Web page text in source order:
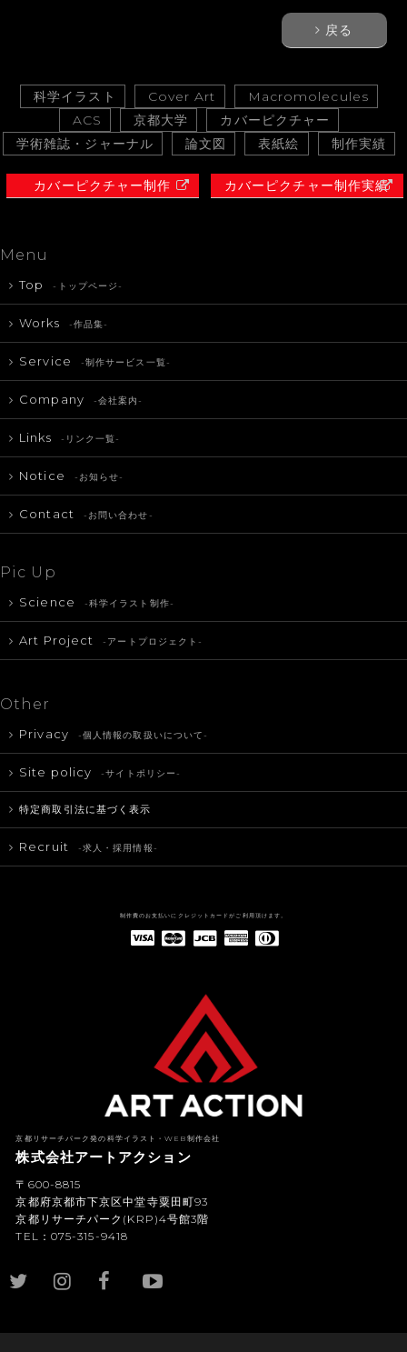
戻る
科学イラスト Cover Art
Macromolecules
ACS
京都大学
カバーピクチャー
学術雑誌・ジャーナル
論文図 表紙絵 制作実績
カバーピクチャー制作 カバーピクチャー制作実績
Menu
Top -トップページ-
Works -作品集-
Service -制作サービス一覧-
Company -会社案内-
Links -リンク一覧-
Notice -お知らせ-
Contact -お問い合わせ-
Pic Up
Science -科学イラスト制作-
Art Project -アートプロジェクト-
Other
Privacy -個人情報の取扱いについて-
Site policy -サイトポリシー-
特定商取引法に基づく表示
Recruit -求人・採用情報-
制作費のお支払いにクレジットカードがご利用頂けます。
京都リサーチパーク発の科学イラスト・WEB制作会社
株式会社アートアクション
〒600-8815
京都府京都市下京区中堂寺粟田町93
京都リサーチパーク(KRP)4号館3階
TEL：075-315-9418